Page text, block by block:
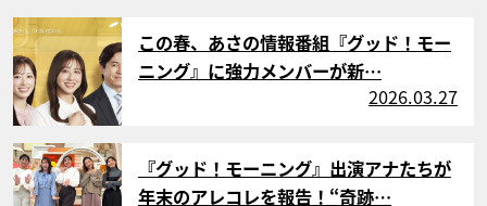
サムネイル
この春、あさの情報番組『グッド！モー
ニング』に強力メンバーが新…
2026.03.27
サムネイル
『グッド！モーニング』出演アナたちが
年末のアレコレを報告！“奇跡…